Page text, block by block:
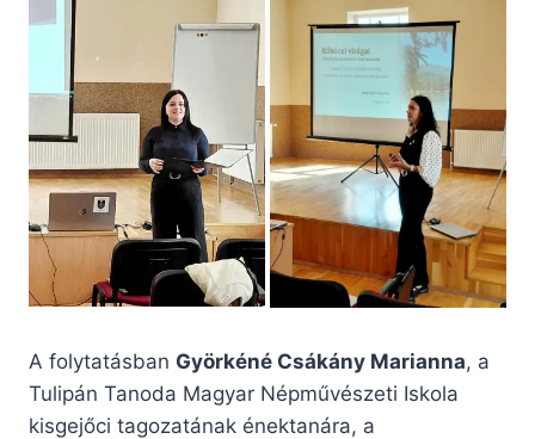
A folytatásban Györkéné Csákány Marianna, a
Tulipán Tanoda Magyar Népművészeti Iskola
kisgejőci tagozatának énektanára, a